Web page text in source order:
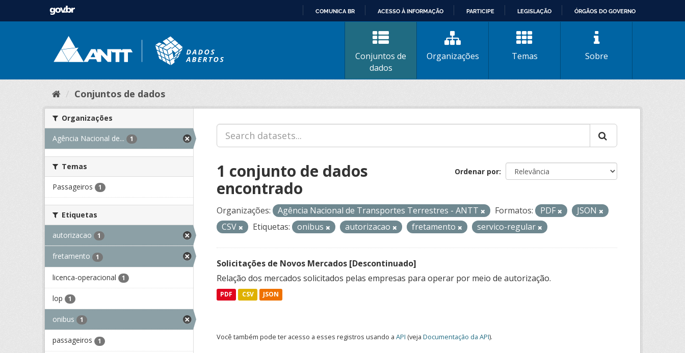
CONTEÚDO
COMUNICA BR ACESSO À INFORMAÇÃO PARTICIPE LEGISLAÇÃO ÓRGÃOS DO GOVERNO
Conjuntos de
dados
Organizações Temas Sobre
Conjuntos de dados
Organizações
Agência Nacional de... 1
Temas
Passageiros 1
Etiquetas
autorizacao 1
fretamento 1
licenca-operacional 1
lop 1
onibus 1
passageiros 1
Ordenar por
1 conjunto de dados
encontrado
Organizações: Agência Nacional de Transportes Terrestres - ANTT Formatos: PDF
JSON
CSV
Etiquetas: onibus autorizacao fretamento servico-regular
Solicitações de Novos Mercados [Descontinuado]
Relação dos mercados solicitados pelas empresas para operar por meio de autorização.
PDF CSV JSON
Você também pode ter acesso a esses registros usando a API (veja Documentação da API).